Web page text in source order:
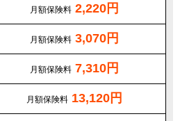
月額保険料 2,220円
月額保険料 3,070円
月額保険料 7,310円
月額保険料 13,120円